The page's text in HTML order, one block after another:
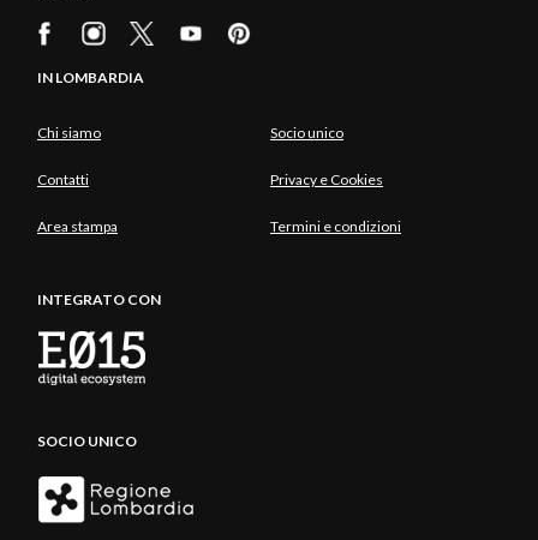
IN LOMBARDIA
Chi siamo Socio unico
Contatti Privacy e Cookies
Area stampa Termini e condizioni
INTEGRATO CON
SOCIO UNICO